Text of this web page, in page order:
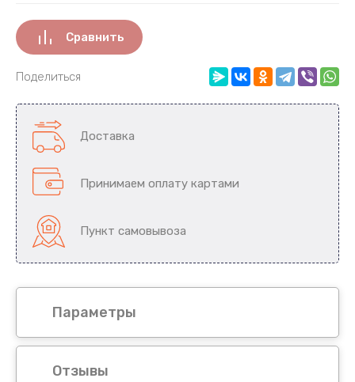
Шёлк
Сравнить
Поделиться
Доставка
Принимаем оплату картами
Пункт самовывоза
Параметры
Отзывы